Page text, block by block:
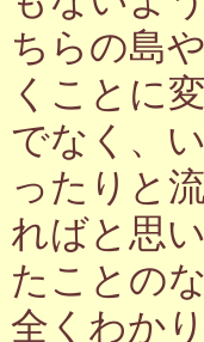
ちらの島
くことに
でなく、
ったりと
ればと思
たことの
全くわか